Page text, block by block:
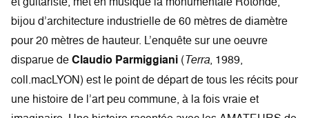
bijou d’architecture industrielle de 60 mètres de diamètre
pour 20 mètres de hauteur. L’enquête sur une oeuvre
disparue deClaudio Parmiggiani (Terra, 1989,
coll.macLYON) est le point de départ de tous les récits pour
une histoire de l’art peu commune, à la fois vraie et